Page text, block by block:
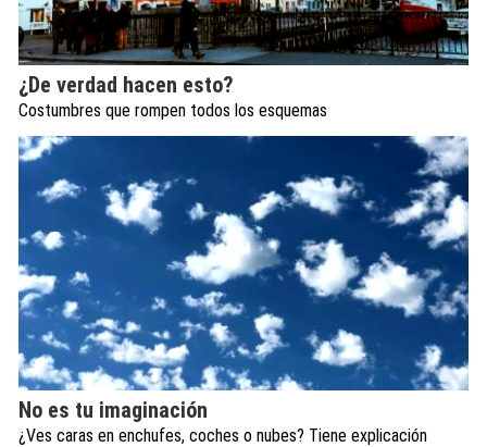
¿De verdad hacen esto?
Costumbres que rompen todos los esquemas
No es tu imaginación
¿Ves caras en enchufes, coches o nubes? Tiene explicación